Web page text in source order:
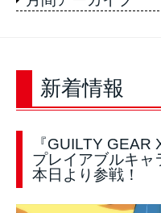
新着情報
『GUILTY
プレイアブルキャ
本日より参戦！